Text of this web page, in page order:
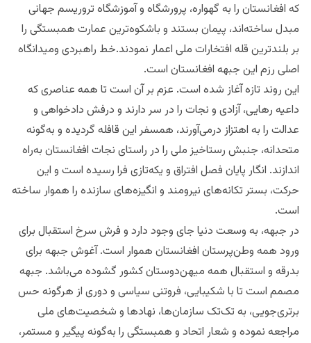
که افغانستان را به گهواره، پرورشگاه و آموزشگاه تروریسم جهانی
مبدل ساخته‌اند، پیمان بستند و باشکوه‌ترین عمارت همبستگی را
بر بلندترین قله افتخارات ملی اعمار نمودند.خط راهبردی ومیدانگاه
اصلی رزم این جبهه افغانستان است.
این روند تازه آغاز شده است. عزم بر آن است تا همه عناصری که
داعیه رهایی، آزادی و نجات را در سر دارند و درفش دادخواهی و
عدالت را به اهتزاز درمی‌آورند، همسفر این قافله گردیده و به‌گونه
متحدانه، جنبش رستاخیز ملی را در راستای نجات افغانستان به‌راه
اندازند. انگار پایان فصل افتراق و یکه‌تازی فرا رسیده است و این
حرکت، بستر تکانه‌های نیرومند و انگیزه‌های سازنده را هموار ساخته
است.
در جبهه، به وسعت دنیا جای وجود دارد و فرش سرخ استقبال برای
ورود همه وطن‌پرستان افغانستان هموار است. آغوش جبهه برای
بدرقه و استقبال همه میهن‌دوستان کشور گشوده می‌باشد. جبهه
مصمم است تا با شکیبایی، فروتنی سیاسی و دوری از هرگونه حس
برتری‌جویی، به تک‌تک سازمان‌ها، نهادها و شخصیت‌های ملی
مراجعه نموده و شعار اتحاد و همبستگی را به‌گونه پیگیر و مستمر،